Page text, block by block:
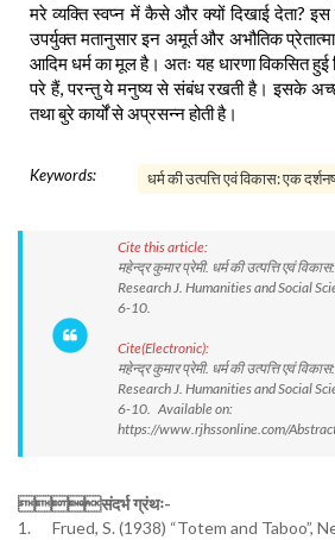
मरे व्यक्ति स्वप्न में कैसे और क्यों दिखाई देता?
उपर्युक्त मतानुसार इन अमूर्त और अभौतिक
आदिम धर्म का मूल है। अतः यह धारणा विकसित
परे हैं, परन्तु ये मनुष्य से संबंध रखती है। इसके अच्छे
तथा बुरे कार्यों से अप्रसन्न होती है।
Keywords: धर्म की उत्पत्ति एवं विकास: एक
Cite this article:
महेन्द्र कुमार प्रेमी. धर्म की उत्पत्ति एवं
Research J. Humanities and Social
6-10.
Cite(Electronic):
महेन्द्र कुमार प्रेमी. धर्म की उत्पत्ति एवं
Research J. Humanities and Social
6-10. Available on:
https://www.rjhssonline.com/
संदर्भ ग्रंथः-
1. Frued, S. (1938) “Totem and Taboo”,